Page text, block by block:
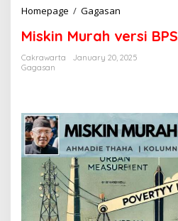
Homepage / Gagasan
s
i
r
a
h
v
e
s
i
B
Miskin Murah versi BPS
Cakrawarta
January 20, 2025
Gagasan